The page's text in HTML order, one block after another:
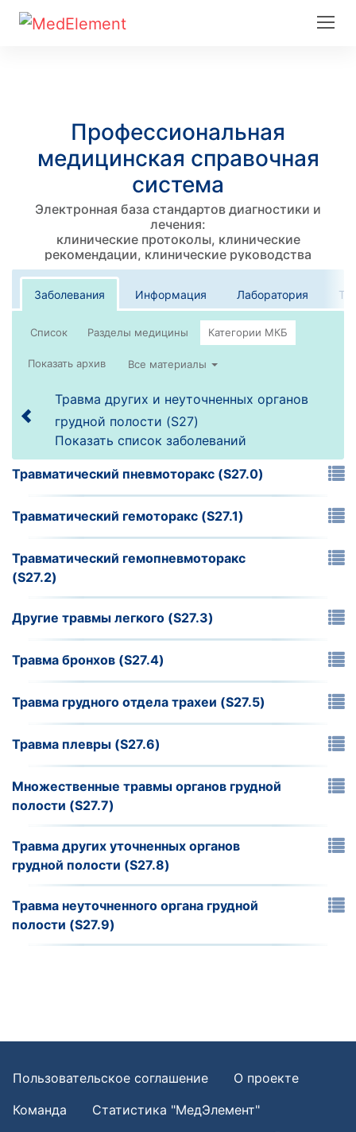
Профессиональная
медицинская справочная
система
Электронная база стандартов диагностики и
лечения:
клинические протоколы, клинические
рекомендации, клинические руководства
Заболевания Информация Лаборатория
Список
Все материалы
Травма других и неуточненных органов
грудной полости (S27)
Показать список заболеваний
Травматический пневмоторакс (S27.0)
Травматический гемоторакс (S27.1)
Травматический гемопневмоторакс
(S27.2)
Другие травмы легкого (S27.3)
Травма бронхов (S27.4)
Травма грудного отдела трахеи (S27.5)
Травма плевры (S27.6)
Множественные травмы органов грудной
полости (S27.7)
Травма других уточненных органов
грудной полости (S27.8)
Травма неуточненного органа грудной
полости (S27.9)
Пользовательское соглашение
О проекте
Команда
Статистика "МедЭлемент"